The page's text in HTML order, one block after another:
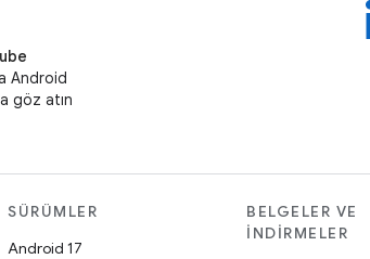
Android
göz atın
SÜRÜMLER
Android 17
BELGELER VE
İNDIRMELER